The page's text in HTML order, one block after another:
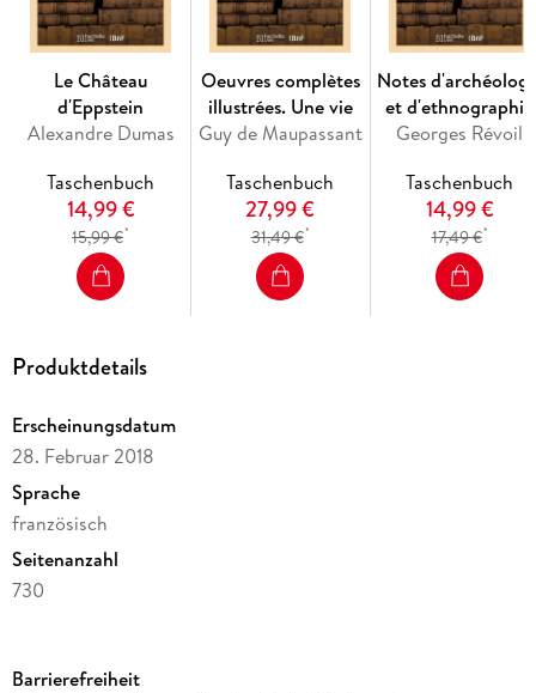
Le Château
d'Eppstein
Alexandre Dumas
Taschenbuch
14,99 €
15,99 €*
Oeuvres complètes
illustrées. Une vie
Guy de Maupassant
Taschenbuch
27,99 €
31,49 €*
Notes
et d'ethnographie
recueillies dans le
Georges Révoil
Taschenbuch
14,99 €
17,49 €*
Produktdetails
Erscheinungsdatum
28. Februar 2018
Sprache
französisch
Seitenanzahl
730
Barrierefreiheit